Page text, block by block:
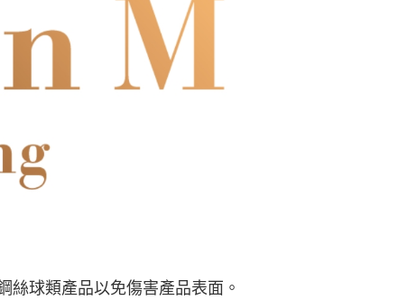
絲球類產品以免傷害產品表面。